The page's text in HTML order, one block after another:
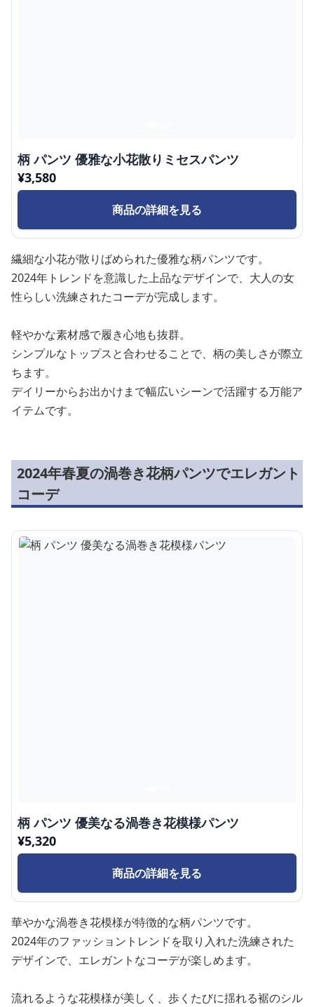
柄 パンツ 優雅な小花散りミセスパンツ
¥3,580
商品の詳細を見る
繊細な小花が散りばめられた優雅な柄パンツです。
2024年トレンドを意識した上品なデザインで、大人の女
性らしい洗練されたコーデが完成します。
軽やかな素材感で履き心地も抜群。
シンプルなトップスと合わせることで、柄の美しさが際立
ちます。
デイリーからお出かけまで幅広いシーンで活躍する万能ア
イテムです。
2024年春夏の渦巻き花柄パンツでエレガント
コーデ
柄 パンツ 優美なる渦巻き花模様パンツ
¥5,320
商品の詳細を見る
華やかな渦巻き花模様が特徴的な柄パンツです。
2024年のファッショントレンドを取り入れた洗練された
デザインで、エレガントなコーデが楽しめます。
流れるような花模様が美しく、歩くたびに揺れる裾のシル